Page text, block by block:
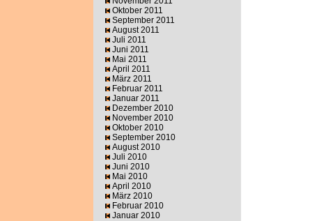
Oktober 2011
September 2011
August 2011
Juli 2011
Juni 2011
Mai 2011
April 2011
März 2011
Februar 2011
Januar 2011
Dezember 2010
November 2010
Oktober 2010
September 2010
August 2010
Juli 2010
Juni 2010
Mai 2010
April 2010
März 2010
Februar 2010
Januar 2010